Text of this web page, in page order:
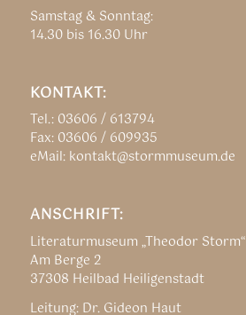
Samstag & Sonntag:
14.30 bis 16.30 Uhr
KONTAKT:
Tel.: 03606 / 613794
Fax: 03606 / 609935
eMail: kontakt@stormmuseum.de
ANSCHRIFT:
Literaturmuseum „Theodor Storm“
Am Berge 2
37308 Heilbad Heiligenstadt
Leitung: Dr. Gideon Haut